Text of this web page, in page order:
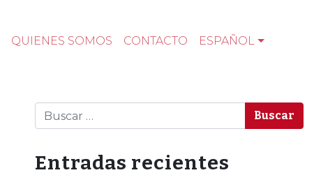
QUIENES SOMOS CONTACTO ESPAÑOL
Buscar
Entradas recientes